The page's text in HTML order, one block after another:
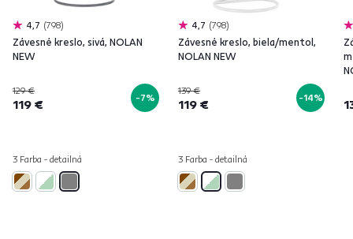
4,7 798
Závesné kreslo, sivá, NOLAN
NEW
129 €
119 € -7%
3 Farba - detailná
4,7 798
Závesné kreslo, biela/mentol,
NOLAN NEW
139 €
119 € -14%
3 Farba - detailná